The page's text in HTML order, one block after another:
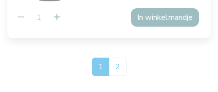
In winkelmandje
1 2